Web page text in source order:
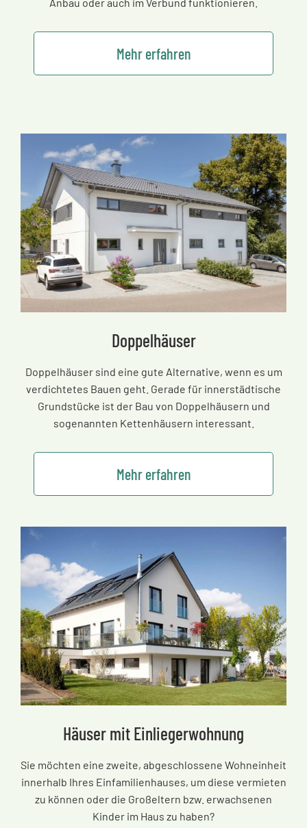
Mehr erfahren
Doppelhäuser
Doppelhäuser sind eine gute Alternative, wenn es um
verdichtetes Bauen geht. Gerade für innerstädtische
Grundstücke ist der Bau von Doppelhäusern und
sogenannten Kettenhäusern interessant.
Mehr erfahren
Häuser mit Einliegerwohnung
Sie möchten eine zweite, abgeschlossene Wohneinheit
innerhalb Ihres Einfamilienhauses, um diese vermieten
zu können oder die Großeltern bzw. erwachsenen
Kinder im Haus zu haben?